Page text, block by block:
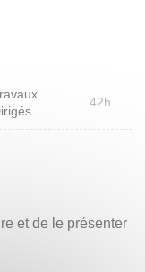
42h
et de le présenter